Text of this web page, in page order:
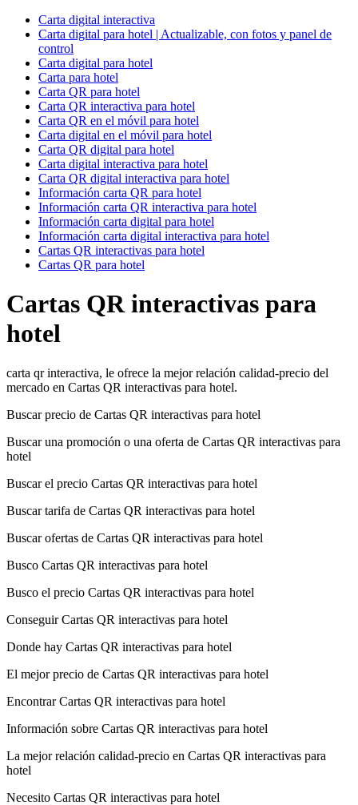
Carta digital interactiva
Carta digital para hotel | Actualizable, con fotos y panel de
control
Carta digital para hotel
Carta para hotel
Carta QR para hotel
Carta QR interactiva para hotel
Carta QR en el móvil para hotel
Carta digital en el móvil para hotel
Carta QR digital para hotel
Carta digital interactiva para hotel
Carta QR digital interactiva para hotel
Información carta QR para hotel
Información carta QR interactiva para hotel
Información carta digital para hotel
Información carta digital interactiva para hotel
Cartas QR interactivas para hotel
Cartas QR para hotel
Cartas QR interactivas para
hotel
carta qr interactiva, le ofrece la mejor relación calidad-precio del
mercado en Cartas QR interactivas para hotel.
Buscar precio de Cartas QR interactivas para hotel
Buscar una promoción o una oferta de Cartas QR interactivas para
hotel
Buscar el precio Cartas QR interactivas para hotel
Buscar tarifa de Cartas QR interactivas para hotel
Buscar ofertas de Cartas QR interactivas para hotel
Busco Cartas QR interactivas para hotel
Busco el precio Cartas QR interactivas para hotel
Conseguir Cartas QR interactivas para hotel
Donde hay Cartas QR interactivas para hotel
El mejor precio de Cartas QR interactivas para hotel
Encontrar Cartas QR interactivas para hotel
Información sobre Cartas QR interactivas para hotel
La mejor relación calidad-precio en Cartas QR interactivas para
hotel
Necesito Cartas QR interactivas para hotel